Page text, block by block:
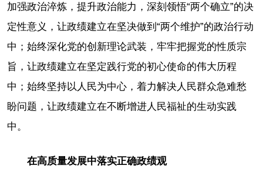
加强政治淬炼，提升政治能力，深刻领悟“两个确立”的决
定性意义，让政绩建立在坚决做到“两个维护”的政治行动
中；始终深化党的创新理论武装，牢牢把握党的性质宗
旨，让政绩建立在坚定践行党的初心使命的伟大历程
中；始终坚持以人民为中心，着力解决人民群众急难愁
盼问题，让政绩建立在不断增进人民福祉的生动实践
中。
在高质量发展中落实正确政绩观